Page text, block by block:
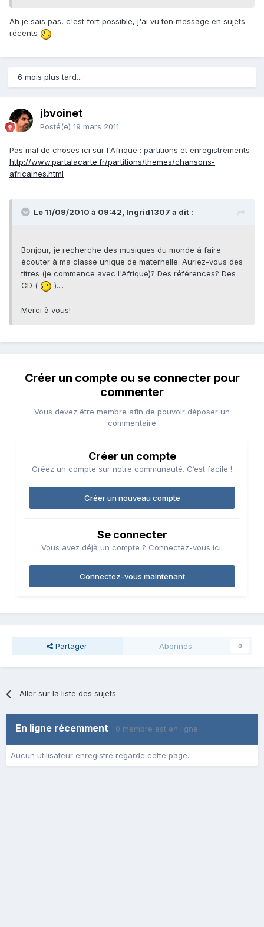
Ah je sais pas, c'est fort possible, j'ai vu ton message en sujets
récents
6 mois plus tard...
jbvoinet
Posté(e) 19 mars 2011
Pas mal de choses ici sur l'Afrique : partitions et enregistrements :
http://www.partalacarte.fr/partitions/themes/chansons-
africaines.html
Le 11/09/2010 à 09:42, Ingrid1307 a dit :
Bonjour, je recherche des musiques du monde à faire
écouter à ma classe unique de maternelle. Auriez-vous des
titres (je commence avec l'Afrique)? Des références? Des
CD (
)....
Merci à vous!
Créer un compte ou se connecter pour
commenter
Vous devez être membre afin de pouvoir déposer un
commentaire
Créer un compte
Créez un compte sur notre communauté. C’est facile !
Créer un nouveau compte
Se connecter
Vous avez déjà un compte ? Connectez-vous ici.
Connectez-vous maintenant
Partager Abonnés 0
Aller sur la liste des sujets
En ligne récemment 0 membre est en ligne
Aucun utilisateur enregistré regarde cette page.